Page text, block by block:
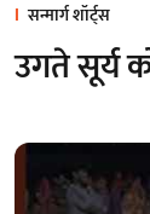
सन्मार्ग शॉर्ट्स
उगते सूर्य